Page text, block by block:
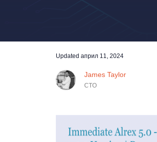
Updated април 11, 2024
James Taylor
CTO